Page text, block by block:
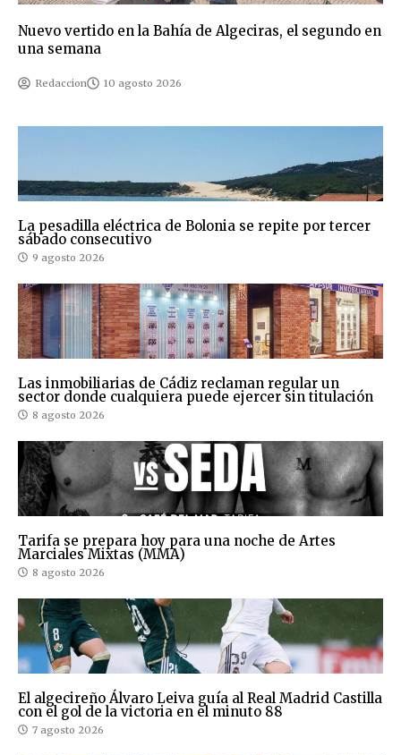
Nuevo vertido en la Bahía de Algeciras, el segundo en
una semana
Redaccion 10 agosto 2026
La pesadilla eléctrica de Bolonia se repite por tercer
sábado consecutivo
9 agosto 2026
Las inmobiliarias de Cádiz reclaman regular un
sector donde cualquiera puede ejercer sin titulación
8 agosto 2026
Tarifa se prepara hoy para una noche de Artes
Marciales Mixtas (MMA)
8 agosto 2026
El algecireño Álvaro Leiva guía al Real Madrid Castilla
con el gol de la victoria en el minuto 88
7 agosto 2026